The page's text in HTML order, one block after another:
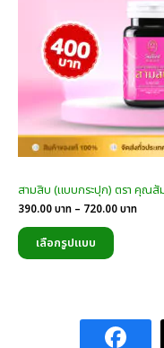
สามสิบ (แบบกระปุก) ตรา คุณสั
390.00บาท – 720.00บาทPrice
เลือกรูปแบบ